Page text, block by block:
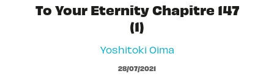
To Your Eternity Chapitre 147
(1)
Yoshitoki Oima
28/07/2021